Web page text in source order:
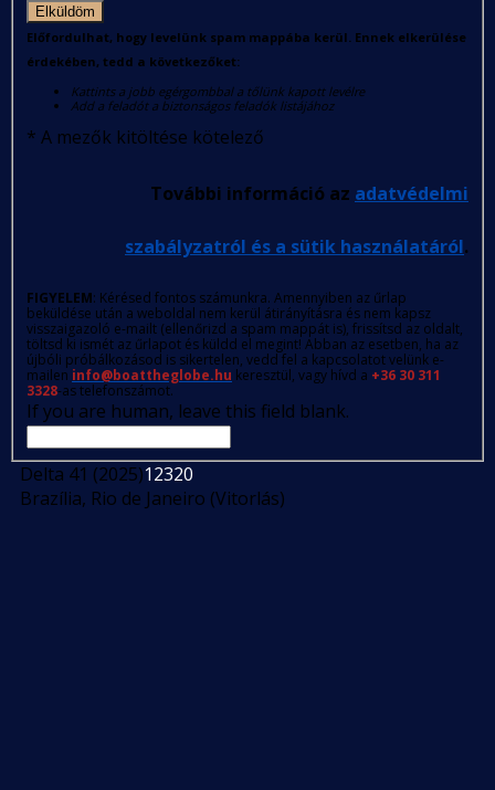
Elküldöm
Előfordulhat, hogy levelünk spam mappába kerül. Ennek elkerülése
érdekében, tedd a következőket:
Kattints a jobb egérgombbal a tőlünk kapott levélre
Add a feladót a biztonságos feladók listájához
* A mezők kitöltése kötelező
További információ az adatvédelmi
szabályzatról és a sütik használatáról.
FIGYELEM: Kérésed fontos számunkra. Amennyiben az űrlap
beküldése után a weboldal nem kerül átirányításra és nem kapsz
visszaigazoló e-mailt (ellenőrizd a spam mappát is), frissítsd az oldalt,
töltsd ki ismét az űrlapot és küldd el megint! Abban az esetben, ha az
újbóli próbálkozásod is sikertelen, vedd fel a kapcsolatot velünk e-
mailen info@boattheglobe.hu keresztül, vagy hívd a +36 30 311
3328-as telefonszámot.
If you are human, leave this field blank.
Delta 41 (2025)12320
Brazília, Rio de Janeiro (Vitorlás)